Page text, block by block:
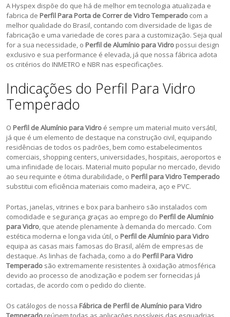
A Hyspex dispõe do que há de melhor em tecnologia atualizada e
fabrica de Perfil Para Porta de Correr de Vidro Temperado com a
melhor qualidade do Brasil, contando com diversidade de ligas de
fabricação e uma variedade de cores para a customização. Seja qual
for a sua necessidade, o Perfil de Alumínio para Vidro possui design
exclusivo e sua performance é elevada, já que nossa fábrica adota
os critérios do INMETRO e NBR nas especificações.
Indicações do Perfil Para Vidro
Temperado
O Perfil de Alumínio para Vidro é sempre um material muito versátil,
já que é um elemento de destaque na construção civil, equipando
residências de todos os padrões, bem como estabelecimentos
comerciais, shopping centers, universidades, hospitais, aeroportos e
uma infinidade de locais. Material muito popular no mercado, devido
ao seu requinte e ótima durabilidade, o Perfil para Vidro Temperado
substitui com eficiência materiais como madeira, aço e PVC.
Portas, janelas, vitrines e box para banheiro são instalados com
comodidade e segurança graças ao emprego do Perfil de Alumínio
para Vidro , que atende plenamente à demanda do mercado. Com
estética moderna e longa vida útil, o Perfil de Alumínio para Vidro
equipa as casas mais famosas do Brasil, além de empresas de
destaque. As linhas de fachada, como a do Perfil Para Vidro
Temperado são extremamente resistentes à oxidação atmosférica
devido ao processo de anodização e podem ser fornecidas já
cortadas, de acordo com o pedido do cliente.
Os catálogos de nossa Fábrica de Perfil de Alumínio para Vidro